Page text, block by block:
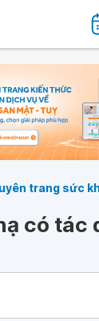
trang sức
có tác